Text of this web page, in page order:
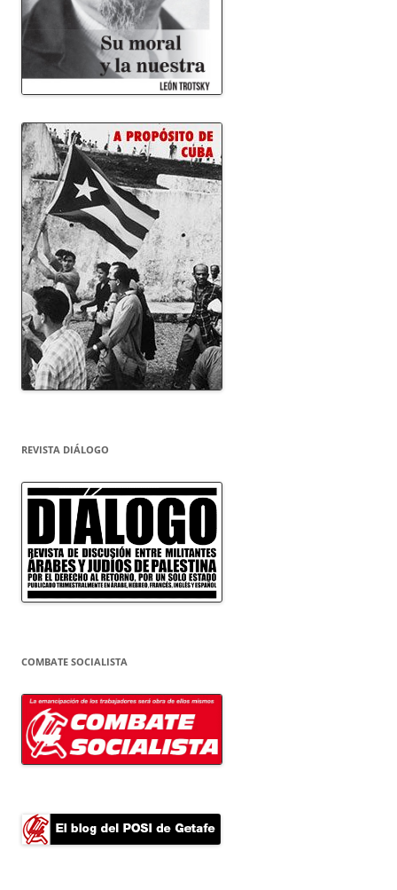
REVISTA DIÁLOGO
COMBATE SOCIALISTA